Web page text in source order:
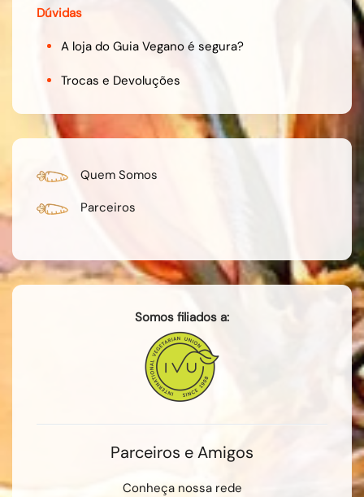
Dúvidas
A loja do Guia Vegano é segura?
Trocas e Devoluções
Quem Somos
Parceiros
Somos filiados a:
Parceiros e Amigos
Conheça nossa rede